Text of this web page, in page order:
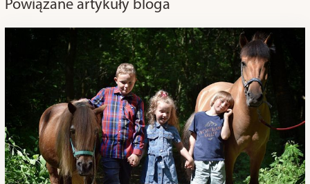
Powiązane artykuły bloga